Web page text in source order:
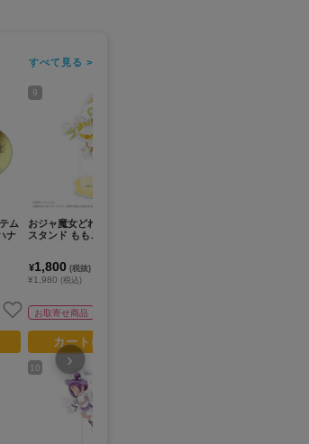
すべて見る >
ム
ナ
9
おジャ魔女どれみ_アクリル
スタンド ももこ
¥1,800 (税抜)
¥1,980 (税込)
お取寄せ商品
カートに追加
10 ›